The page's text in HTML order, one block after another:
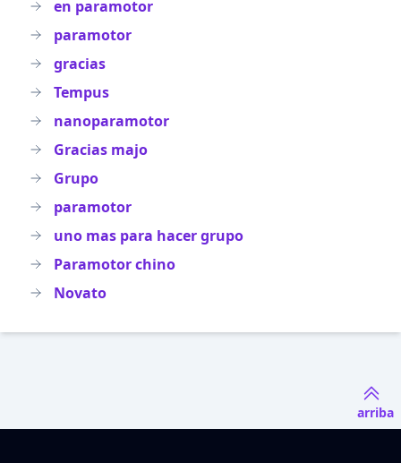
en paramotor
paramotor
gracias
Tempus
nanoparamotor
Gracias majo
Grupo
paramotor
uno mas para hacer grupo
Paramotor chino
Novato
arriba